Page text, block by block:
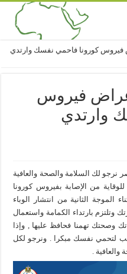
كورونا فاحمي نفسك وارتدي
فيروس
وارتدي
نرجو لك السلامة والصحة والعافية
من الإصابة بفيروس كورونا
الموجة الثانية من انتشار الوباء
بارتداء الكمامة واستعمال
وصحتك تهمنا فحافظ عليها , وإذا
لتحمي نفسك مبكرا . ونرجو لكل
.